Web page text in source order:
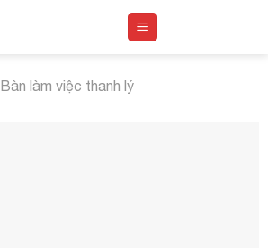
Bàn làm việc thanh lý